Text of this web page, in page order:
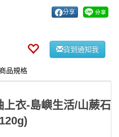
分享
貨到通知我
品規格
衣-島嶼生活/山蕨石